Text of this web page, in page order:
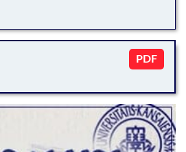
honのすすめ
PDF